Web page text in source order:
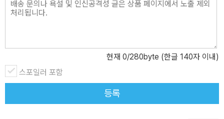
현재 0/280byte (한글 140자 이내)
스포일러 포함
등록